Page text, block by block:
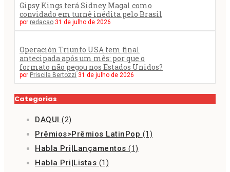
Gipsy Kings terá Sidney Magal como
convidado em turnê inédita pelo Brasil
por redacao 31 de julho de 2026
Operación Triunfo USA tem final
antecipada após um mês: por que o
formato não pegou nos Estados Unidos?
por Priscila Bertozzi 31 de julho de 2026
Categorias
DAQUI (2)
Prêmios>Prêmios LatinPop (1)
Habla Pri|Lançamentos (1)
Habla Pri|Listas (1)